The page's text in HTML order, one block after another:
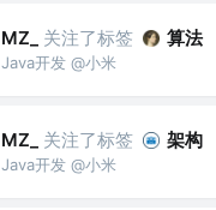
MZ_ 关注了标签 算法
Java开发 @小米
MZ_ 关注了标签 架构
Java开发 @小米